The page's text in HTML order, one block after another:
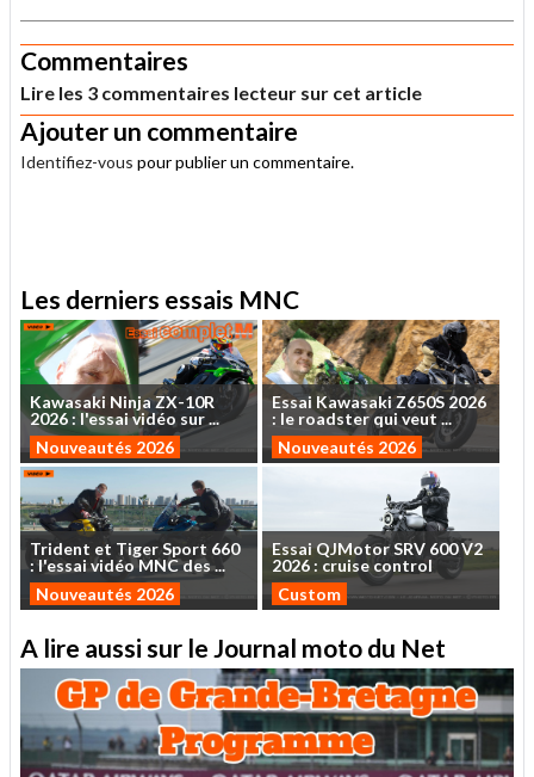
Commentaires
Lire les 3 commentaires lecteur sur cet article
Ajouter un commentaire
Identifiez-vous pour publier un commentaire.
Les derniers essais MNC
Kawasaki NinjaZX-10R
2026: l'essaividéo sur...
Nouveautés 2026
Essai KawasakiZ650S 2026
: le roadsterquiveut ...
Nouveautés 2026
Trident et TigerSport 660
: l'essaividéoMNCdes...
Nouveautés 2026
EssaiQJMotorSRV 600V2
2026 : cruise control
Custom
A lire aussi sur le Journal moto du Net